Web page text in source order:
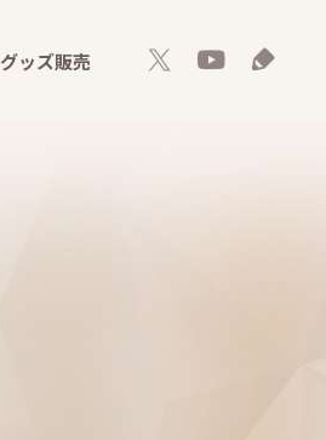
グッズ販売